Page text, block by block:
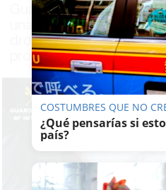
Guardia Civil y Agencia
una organización
droga en el interior de
procedente de Costa
COSTUMBRES QUE NO
¿Qué pensarías si
país?